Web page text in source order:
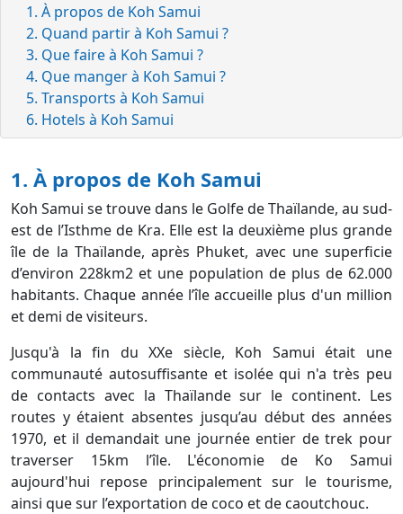
1. À propos de Koh Samui
2. Quand partir à Koh Samui ?
3. Que faire à Koh Samui ?
4. Que manger à Koh Samui ?
5. Transports à Koh Samui
6. Hotels à Koh Samui
1. À propos de Koh Samui
Koh Samui se trouve dans le Golfe de Thaïlande, au sud-
est de l’Isthme de Kra. Elle est la deuxième plus grande
île de la Thaïlande, après Phuket, avec une superficie
d’environ 228km2 et une population de plus de 62.000
habitants. Chaque année l’île accueille plus d'un million
et demi de visiteurs.
Jusqu'à la fin du XXe siècle, Koh Samui était une
communauté autosuffisante et isolée qui n'a très peu
de contacts avec la Thaïlande sur le continent. Les
routes y étaient absentes jusqu’au début des années
1970, et il demandait une journée entier de trek pour
traverser 15km l’île. L'économie de Ko Samui
aujourd'hui repose principalement sur le tourisme,
ainsi que sur l’exportation de coco et de caoutchouc.